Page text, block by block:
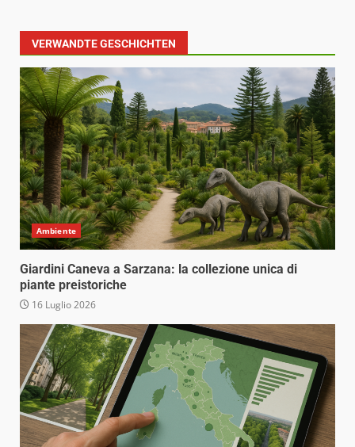
VERWANDTE GESCHICHTEN
Ambiente
Giardini Caneva a Sarzana: la collezione unica di
piante preistoriche
16 Luglio 2026